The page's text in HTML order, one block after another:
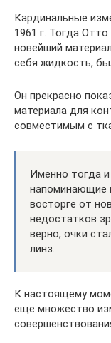
Кардинальные
1961 г. Тогда
новейший
себя жидкость,
Он прекрасно
материала для
совместимым с
Именно тогда
напоминающие
восторге от
недостатков
верно, очки
линз.
К настоящему
еще множество